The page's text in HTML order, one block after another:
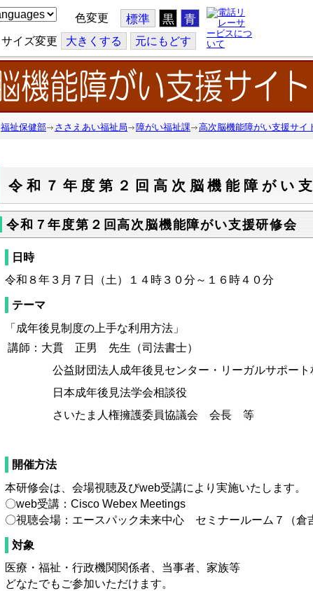
色変更 標準 黒 青
サイズ変更 大きくする 元にもどす
福祉保健部 ささえあい福祉局 障がい福祉課 高次脳機能障がい支援サイ
令和７年度第２回高次脳機能障がい
令和７年度第２回高次脳機能障がい支援研修会
日時
令和８年３月７日（土）１４時３０分～１６時４０分
テーマ
「成年後見制度の上手な利用方法」
講師：大貫 正男 先生（司法書士）
公益財団法人成年後見センター・リーガルサポート
日本成年後見法学会相談役
さいたま人権擁護委員協議会 会長 等
開催方法
本研修会は、会場視聴及びweb受講により実施いたします。
〇web受講：Cisco Webex Meetings
〇視聴会場：エースパック未来中心 セミナールーム７（倉
対象
医療・福祉・行政機関関係者、当事者、家族等
どなたでもご参加いただけます。